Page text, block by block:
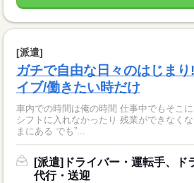
[派遣]
ガチで自由な日々のはじま
イブ/働きたい時だけ
車内での時間は俺の時間 仕事中でもそこ
シフトに入れなかったり 残業ができなく
まにある でも”...
[派遣]ドライバー・運転手、ド
代行・送迎